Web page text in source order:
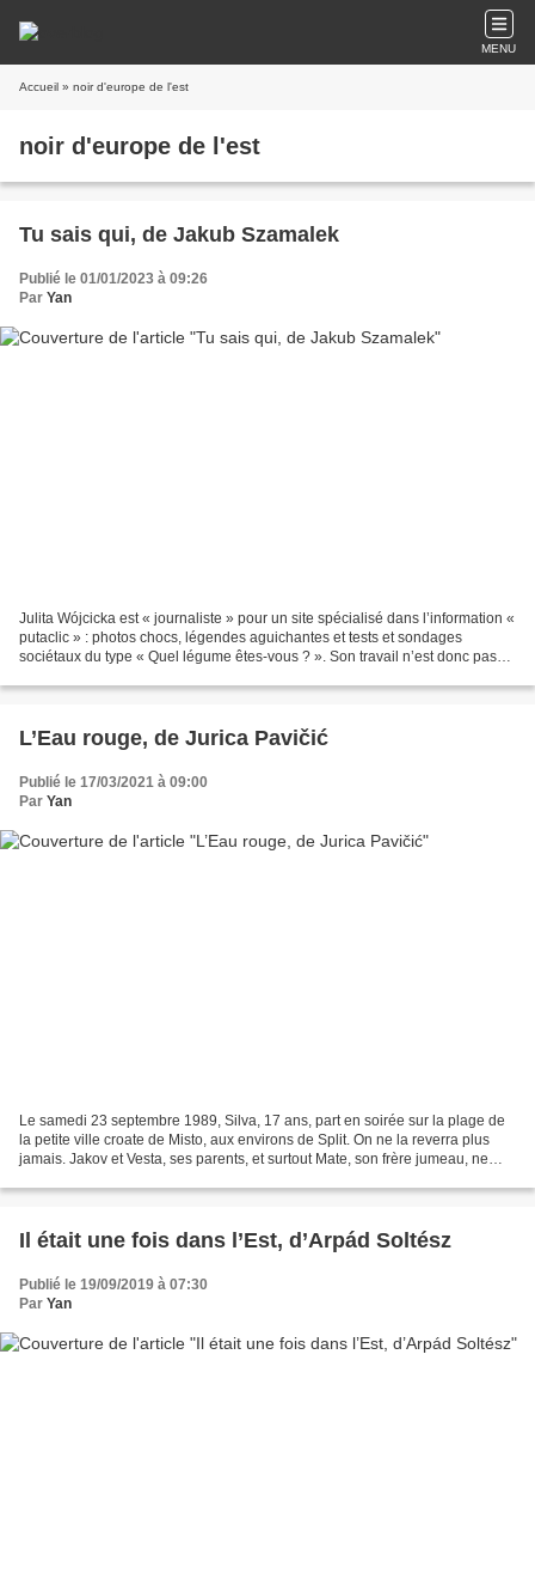
MENU
Accueil » noir d'europe de l'est
noir d'europe de l'est
Tu sais qui, de Jakub Szamalek
Publié le 01/01/2023 à 09:26
Par Yan
Julita Wójcicka est « journaliste » pour un site spécialisé dans l’information «
putaclic » : photos chocs, légendes aguichantes et tests et sondages
sociétaux du type « Quel légume êtes-vous ? ». Son travail n’est donc pas
L’Eau rouge, de Jurica Pavičić
Publié le 17/03/2021 à 09:00
Par Yan
Le samedi 23 septembre 1989, Silva, 17 ans, part en soirée sur la plage de
la petite ville croate de Misto, aux environs de Split. On ne la reverra plus
jamais. Jakov et Vesta, ses parents, et surtout Mate, son frère jumeau, ne
Il était une fois dans l’Est, d’Arpád Soltész
Publié le 19/09/2019 à 07:30
Par Yan